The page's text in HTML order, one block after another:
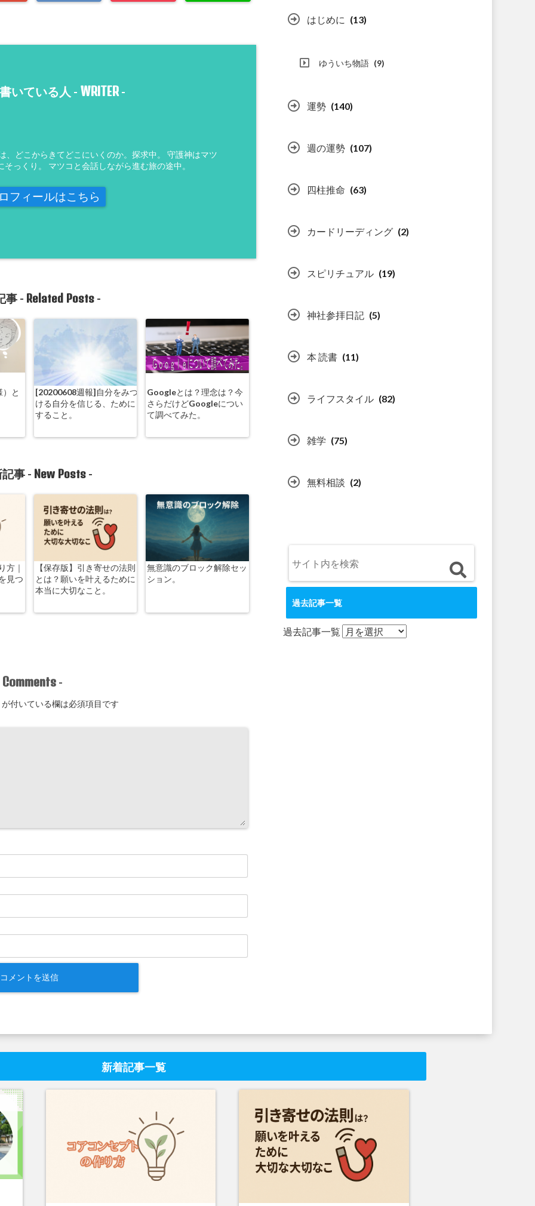
いている人 - WRITER-
、どこからきてどこにいくのか。探求中。 守護神はマツ
そっくり。 マツコと会話しながら進む旅の途中。
フィールはこちら
事 - Related Posts-
と
[20200608週報]自分をみつ
ける自分を信じる、ために
すること。
Googleとは？理念は？今
さらだけどGoogleについ
て調べてみた。
事 - New Posts -
方｜
見つ
【保存版】引き寄せの法則
とは？願いを叶えるために
本当に大切なこと。
無意識のブロック解除セッ
ション。
Comments -
が付いている欄は必須項目です
はじめに (13)
ゆういち物語 (9)
運勢 (140)
週の運勢 (107)
四柱推命 (63)
カードリーディング (2)
スピリチュアル (19)
神社参拝日記 (5)
本 読書 (11)
ライフスタイル (82)
雑学 (75)
無料相談 (2)
過去記事一覧
過去記事一覧
新着記事一覧